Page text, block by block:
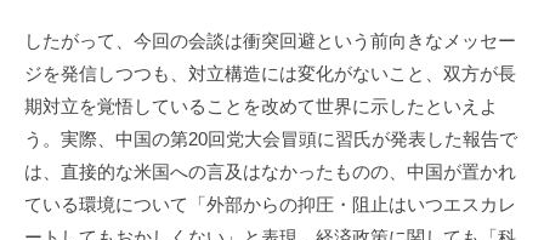
したがって、今回の会談は衝突回避という前向きなメッセー
ジを発信しつつも、対立構造には変化がないこと、双方が長
期対立を覚悟していることを改めて世界に示したといえよ
う。実際、中国の第20回党大会冒頭に習氏が発表した報告で
は、直接的な米国への言及はなかったものの、中国が置かれ
ている環境について「外部からの抑圧・阻止はいつエスカレ